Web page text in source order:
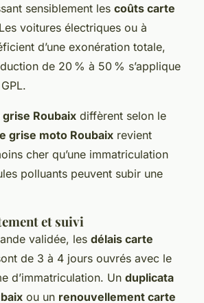
sensiblement les coûts carte
voitures électriques ou à
d’une exonération totale,
de 20 % à 50 % s’applique
Roubaix diffèrent selon le
grise moto Roubaix revient
cher qu’une immatriculation
polluants peuvent subir une
et suivi
validée, les délais carte
de 3 à 4 jours ouvrés avec le
d’immatriculation. Un duplicata
ou un renouvellement carte